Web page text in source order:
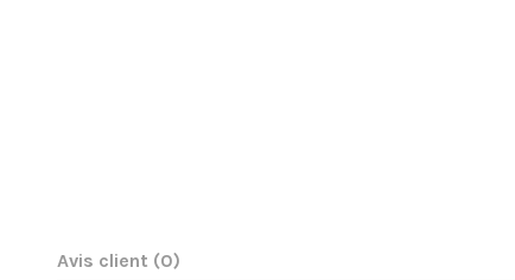
Avis client (0)